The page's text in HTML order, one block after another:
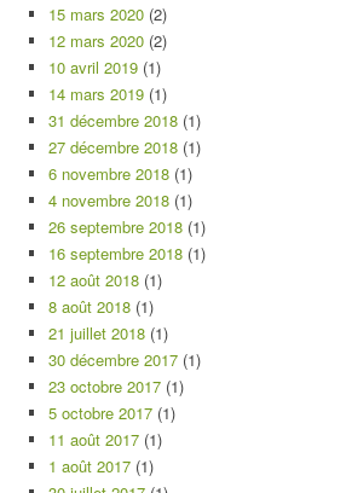
15 mars 2020 (2)
12 mars 2020 (2)
10 avril 2019 (1)
14 mars 2019 (1)
31 décembre 2018 (1)
27 décembre 2018 (1)
6 novembre 2018 (1)
4 novembre 2018 (1)
26 septembre 2018 (1)
16 septembre 2018 (1)
12 août 2018 (1)
8 août 2018 (1)
21 juillet 2018 (1)
30 décembre 2017 (1)
23 octobre 2017 (1)
5 octobre 2017 (1)
11 août 2017 (1)
1 août 2017 (1)